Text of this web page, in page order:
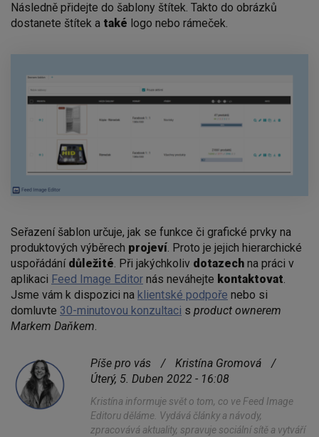
Následně přidejte do šablony štítek. Takto do obrázků
dostanete štítek a také logo nebo rámeček.
Seřazení šablon určuje, jak se funkce či grafické prvky na
produktových výběrech projeví. Proto je jejich hierarchické
uspořádání důležité. Při jakýchkoliv dotazech na práci v
aplikaci Feed Image Editor nás neváhejte kontaktovat.
Jsme vám k dispozici na klientské podpoře nebo si
domluvte 30-minutovou konzultaci s product ownerem
Markem Daňkem.
Píše pro vás / Kristína Gromová
/
Úterý, 5. Duben 2022 - 16:08
Kristína informuje svět o tom, co ve Feed Image
Editoru děláme. Vydává články a návody,
zpracovává aktuality, spravuje sociální sítě a vytváří